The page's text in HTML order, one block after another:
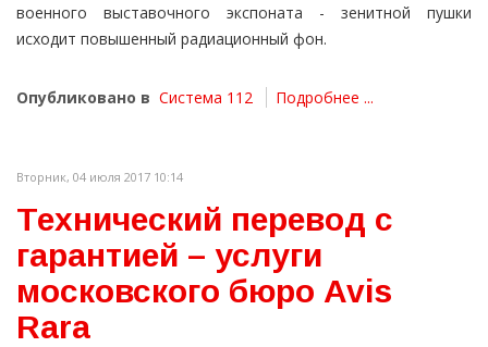
военного выставочного экспоната - зенитной пушки
исходит повышенный радиационный фон.
Опубликовано в Система 112 Подробнее ...
Вторник, 04 июля 2017 10:14
Технический перевод с
гарантией – услуги
московского бюро Avis
Rara